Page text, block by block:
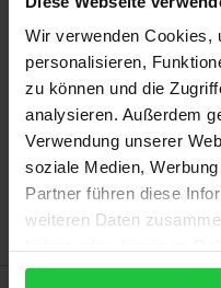
Wir verwenden Cookies,
personalisieren,
zu können und die
analysieren. Außerdem
Verwendung unserer
soziale Medien,
Partner führen diese
weiteren Daten
gesammelt haben.
Prices include VAT.
may vary at checkout.
Add to Wish List
Delivery cost notice